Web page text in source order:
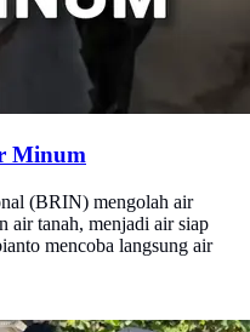
Minum
(BRIN) mengolah air
air tanah, menjadi air siap
mencoba langsung air